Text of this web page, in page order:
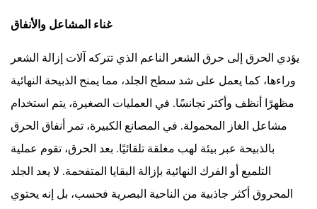
غناء المشاعل والأنفاق
يؤدي الحرق إلى حرق الشعر الناعم الذي تتركه آلات إزالة الشعر
وراءها، كما يعمل على شد سطح الجلد، مما يمنح الذبيحة النهائية
مظهرًا أنظف وأكثر تجانسًا. في العمليات الصغيرة، يتم استخدام
مشاعل الغاز المحمولة. في المصانع الكبيرة، تمر أنفاق الحرق
بالذبيحة عبر بيئة لهب مغلقة تلقائيًا. بعد الحرق، تقوم عملية
التلميع أو الفرك النهائية بإزالة البقايا المتفحمة. لا يعد الجلد
المحروق أكثر جاذبية من الناحية البصرية فحسب، بل إنه يحتوي